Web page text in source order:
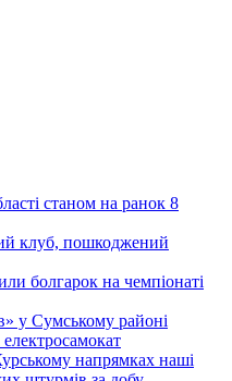
станом на ранок 8
клуб, пошкоджений
болгарок на чемпіонаті
у Сумському районі
напрямках наші